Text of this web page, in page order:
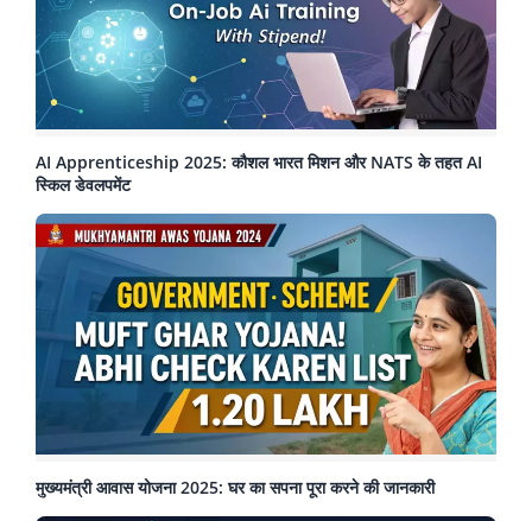
AI Apprenticeship 2025: कौशल भारत मिशन और NATS के तहत AI
स्किल डेवलपमेंट
मुख्यमंत्री आवास योजना 2025: घर का सपना पूरा करने की जानकारी